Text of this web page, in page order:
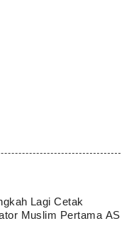
Lagi Cetak
Muslim Pertama AS